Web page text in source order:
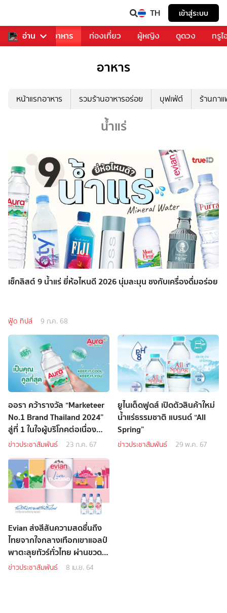
TH เข้าสู่ระบบ
อ่าน
การเพลง อาหาร ท่องเที่ยว ผู้หญิง ดูดวง ทรู
อาหาร
หน้าแรกอาหาร รวมร้านอาหารอร่อย บุฟเฟ่ต์ ร้านกา
น้ำแร่
เช็กลิสต์ 9 น้ำแร่ ยี่ห้อไหนดี 2026 นุ่มละมุน ชงกับเครื่องดื่มอร่อย
ฟู้ด ทิปส์ 9 ก.ค. 68
ออรา คว้ารางวัล “Marketeer
No.1 Brand Thailand 2024”
สู่ที่ 1 ในใจผู้บริโภคต่อเนื่อง
เป็นปีที่ 3
ข่าวประชาสัมพันธ์ 23 ก.ค. 67
ยูไนเต็ดฟูดส์ เปิดตัวสินค้าใหม่
น้ำแร่ธรรมชาติ แบรนด์ “All
Spring”
ข่าวประชาสัมพันธ์ 29 พ.ค. 67
Evian ส่งสีสันความสดชื่นถึง
ไทยจากใจกลางเทือกเขาแอลป์
พาตะลุยทัวร์ทั่วไทย ผ่านขวด
น้ำดื่มลายลิมิเต็ด
ข่าวประชาสัมพันธ์ 8 เม.ย. 64